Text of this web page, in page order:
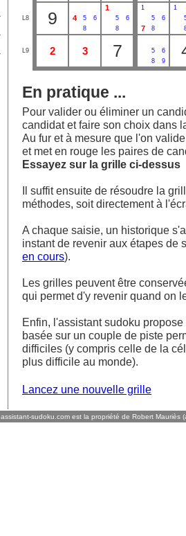
L8 9 4 5
6
8
1
5
6
8
1
5
6
7 8
1
L9 2 3 7 5
6
8
9
En pratique ...
Pour valider ou éliminer un
candidat et faire son choix dans
Au fur et à mesure que l'on
et met en rouge les paires de
Essayez sur la grille ci-dessus
Il suffit ensuite de résoudre la
méthodes, soit directement à
A chaque saisie, un historique
instant de revenir aux étapes de
en cours).
Les grilles peuvent être
qui permet d'y revenir quand on
Enfin, l'assistant sudoku
basée sur un couple de piste
difficiles (y compris celle de la
plus difficile au monde).
Lancez une nouvelle grille
assistant-sudoku.com est la propriété de Robert Mauriès